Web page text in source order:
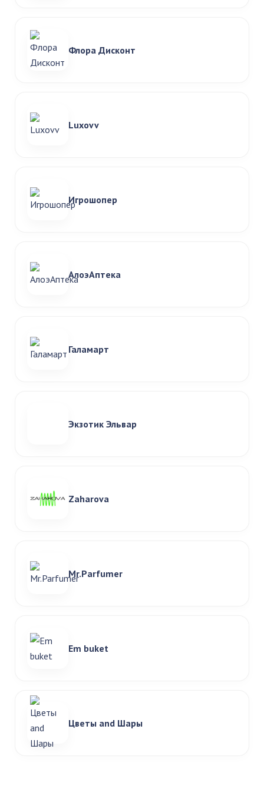
Флора Дисконт
Luxovv
Игрошопер
АлоэАптека
Галамарт
Экзотик Эльвар
Zaharova
Mr.Parfumer
Em buket
Цветы and Шары